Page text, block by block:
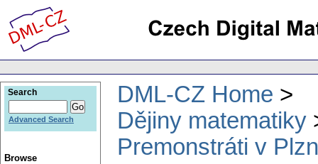
DML-CZ Home
Dějiny matematiky
Premonstráti v
Search
Advanced Search
Browse